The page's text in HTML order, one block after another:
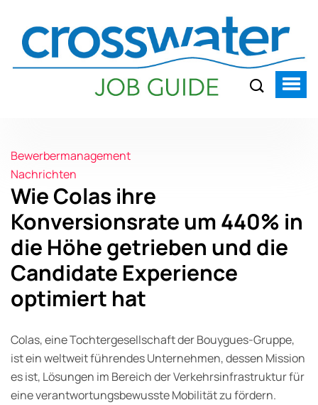
Bewerbermanagement
Nachrichten
Wie Colas ihre
Konversionsrate um 440% in
die Höhe getrieben und die
Candidate Experience
optimiert hat
Colas, eine Tochtergesellschaft der Bouygues-Gruppe,
ist ein weltweit führendes Unternehmen, dessen Mission
es ist, Lösungen im Bereich der Verkehrsinfrastruktur für
eine verantwortungsbewusste Mobilität zu fördern.